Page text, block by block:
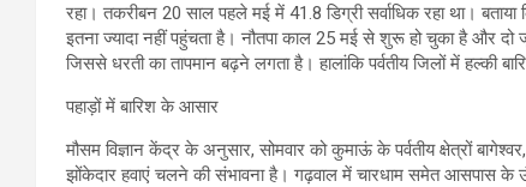
रहा। तकरीबन 20 साल पहले मई में 41.8 डिग्री सर्वाधिक रहा था।
इतना ज्यादा नहीं पहुंचता है। नौतपा काल 25 मई से शुरू हो चुका है और
जिससे धरती का तापमान बढ़ने लगता है। हालांकि पर्वतीय जिलों में हल्की
पहाड़ों में बारिश के आसार
मौसम विज्ञान केंद्र के अनुसार, सोमवार को कुमाऊं के पर्वतीय क्षेत्रों
झोंकेदार हवाएं चलने की संभावना है। गढ़वाल में चारधाम समेत आसपास के